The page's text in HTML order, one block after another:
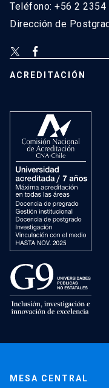
Teléfono: +56 2 2354
Dirección de
ACREDITACIÓN
MESA CENTRAL